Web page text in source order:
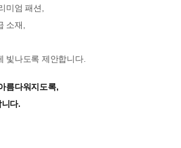
미엄 패션,
소재,
빛나도록 제안합니다.
름다워지도록,
다.